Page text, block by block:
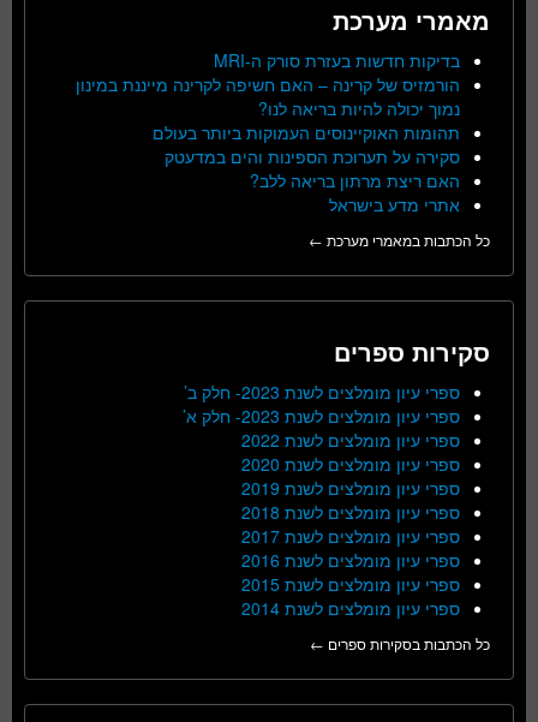
מאמרי מערכת
בדיקות חדשות בעזרת סורק ה-MRI
הורמזיס של קרינה – האם חשיפה לקרינה מייננת במינון
נמוך יכולה להיות בריאה לנו?
תהומות האוקיינוסים העמוקות ביותר בעולם
סקירה על תערוכת הספינות והים במדעטק
האם ריצת מרתון בריאה ללב?
אתרי מדע בישראל
כל הכתבות במאמרי מערכת ←
סקירות ספרים
ספרי עיון מומלצים לשנת 2023- חלק ב’
ספרי עיון מומלצים לשנת 2023- חלק א’
ספרי עיון מומלצים לשנת 2022
ספרי עיון מומלצים לשנת 2020
ספרי עיון מומלצים לשנת 2019
ספרי עיון מומלצים לשנת 2018
ספרי עיון מומלצים לשנת 2017
ספרי עיון מומלצים לשנת 2016
ספרי עיון מומלצים לשנת 2015
ספרי עיון מומלצים לשנת 2014
כל הכתבות בסקירות ספרים ←